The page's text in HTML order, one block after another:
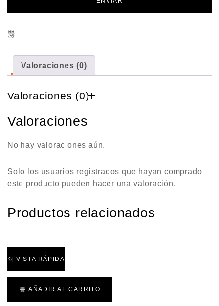
Valoraciones (0)
Valoraciones (0)
Valoraciones
No hay valoraciones aún.
Solo los usuarios registrados que hayan comprado
este producto pueden hacer una valoración.
Productos relacionados
VISTA RÁPIDA
AÑADIR AL CARRITO